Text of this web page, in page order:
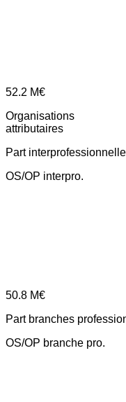
52.2 M€
Organisations
attributaires
Part interprofessionnelle
OS/OP interpro.
50.8 M€
Part branches
OS/OP branche pro.